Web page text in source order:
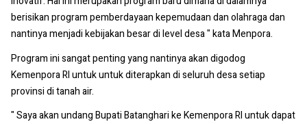
berisikan program pemberdayaan kepemudaan dan olahraga dan
nantinya menjadi kebijakan besar di level desa " kata Menpora.
Program ini sangat penting yang nantinya akan digodog
Kemenpora RI untuk untuk diterapkan di seluruh desa setiap
provinsi di tanah air.
" Saya akan undang Bupati Batanghari ke Kemenpora RI untuk dapat